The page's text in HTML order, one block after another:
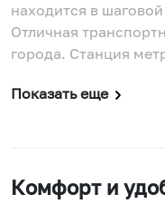
находится в
Отличная
города. Станция
Показать еще
Комфорт и